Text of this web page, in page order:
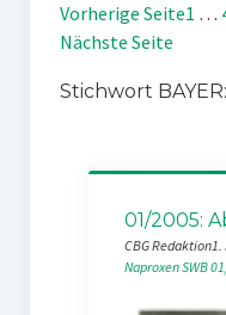
Vorherige Seite1 …
Nächste Seite
Stichwort
01/2005:
CBG Redaktion1.
NaproxenSWB